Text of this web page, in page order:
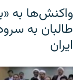
واکنش‌ها به
طالبان به
ایران